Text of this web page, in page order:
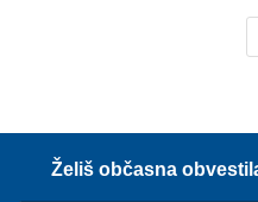
Želiš občasna